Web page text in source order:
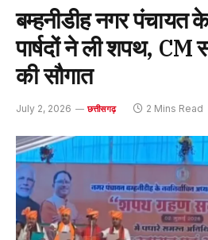
बम्हनीडीह नगर पंचायत
पार्षदों ने ली शपथ, CM
की सौगात
July 2, 2026 छत्तीसगढ़ 2 Mins Read